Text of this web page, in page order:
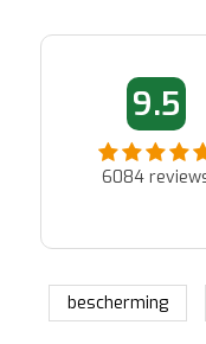
9.5
6084
06-06-2026
Snel en netjes
bescherming